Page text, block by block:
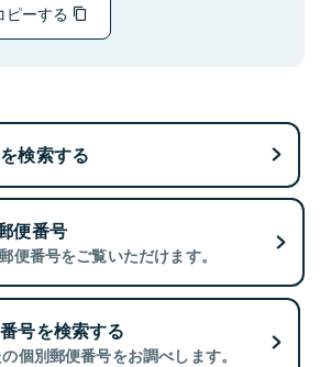
ピーする
検索する
便番号
便番号をご覧いただけます。
号を検索する
個別郵便番号をお調べします。